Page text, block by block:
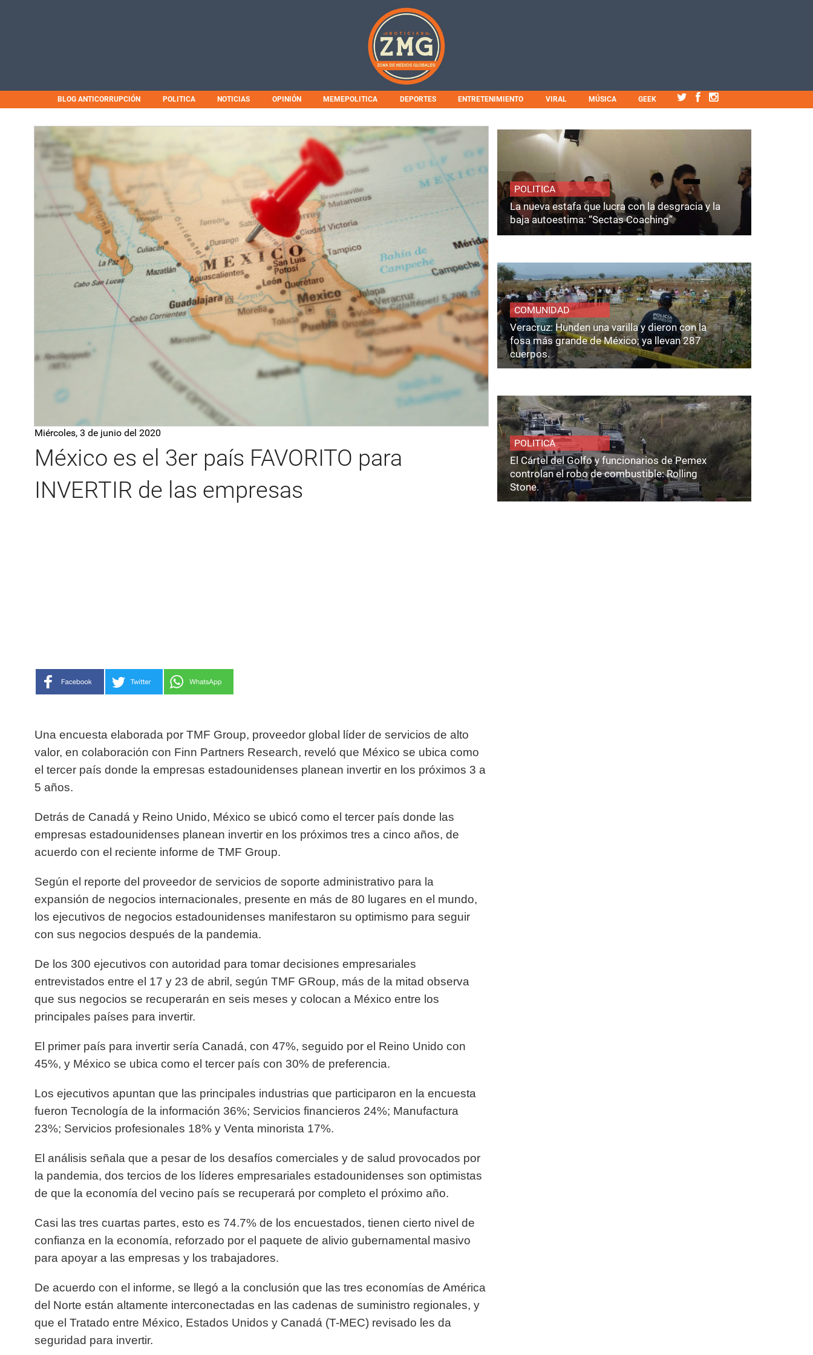
BLOG ANTICORRUPCIÓN POLITICA NOTICIAS OPINIÓN MEMEPOLITICA DEPORTES ENTRETENIMIENTO VIRAL MÚSICA GEEK
Miércoles, 3 de junio del 2020
México es el 3er país FAVORITO para
INVERTIR de las empresas
Una encuesta elaborada por TMF Group, proveedor global líder de servicios de alto
valor, en colaboración con Finn Partners Research, reveló que México se ubica como
el tercer país donde la empresas estadounidenses planean invertir en los próximos 3 a
5 años.
Detrás de Canadá y Reino Unido, México se ubicó como el tercer país donde las
empresas estadounidenses planean invertir en los próximos tres a cinco años, de
acuerdo con el reciente informe de TMF Group.
Según el reporte del proveedor de servicios de soporte administrativo para la
expansión de negocios internacionales, presente en más de 80 lugares en el mundo,
los ejecutivos de negocios estadounidenses manifestaron su optimismo para seguir
con sus negocios después de la pandemia.
De los 300 ejecutivos con autoridad para tomar decisiones empresariales
entrevistados entre el 17 y 23 de abril, según TMF GRoup, más de la mitad observa
que sus negocios se recuperarán en seis meses y colocan a México entre los
principales países para invertir.
El primer país para invertir sería Canadá, con 47%, seguido por el Reino Unido con
45%, y México se ubica como el tercer país con 30% de preferencia.
Los ejecutivos apuntan que las principales industrias que participaron en la encuesta
fueron Tecnología de la información 36%; Servicios financieros 24%; Manufactura
23%; Servicios profesionales 18% y Venta minorista 17%.
El análisis señala que a pesar de los desafíos comerciales y de salud provocados por
la pandemia, dos tercios de los líderes empresariales estadounidenses son optimistas
de que la economía del vecino país se recuperará por completo el próximo año.
Casi las tres cuartas partes, esto es 74.7% de los encuestados, tienen cierto nivel de
confianza en la economía, reforzado por el paquete de alivio gubernamental masivo
para apoyar a las empresas y los trabajadores.
De acuerdo con el informe, se llegó a la conclusión que las tres economías de América
del Norte están altamente interconectadas en las cadenas de suministro regionales, y
que el Tratado entre México, Estados Unidos y Canadá (T-MEC) revisado les da
seguridad para invertir.
POLITICA
La nueva estafa que lucra con la desgracia y la
baja autoestima: “Sectas Coaching”
COMUNIDAD
Veracruz: Hunden una varilla y dieron con la
fosa más grande de México; ya llevan 287
cuerpos.
POLITICA
El Cártel del Golfo y funcionarios de Pemex
controlan el robo de combustible: Rolling
Stone.